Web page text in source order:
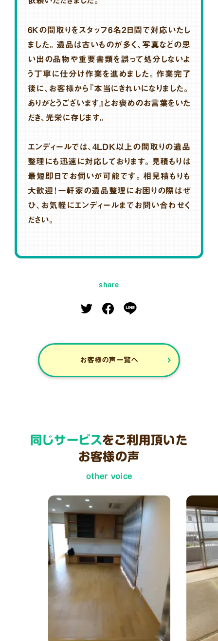
6Kの間取りをスタッフ6名2日間で対応いたし
ました。遺品は古いものが多く、写真などの思
い出の品物や重要書類を誤って処分しないよ
う丁寧に仕分け作業を進めました。作業完了
後に、お客様から『本当にきれいになりました。
ありがとうございます』とお褒めのお言葉をいた
だき、光栄に存じます。
エンディールでは、4LDK以上の間取りの遺品
整理にも迅速に対応しております。見積もりは
最短即日でお伺いが可能です。相見積もりも
大歓迎！一軒家の遺品整理にお困りの際はぜ
ひ、お気軽にエンディールまでお問い合わせく
ださい。
share
お客様の声一覧へ
同じサービスをご利用頂いた
お客様の声
other voice